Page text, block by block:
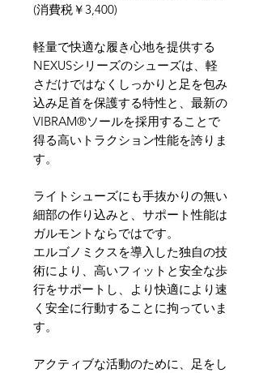
(消費税￥3,400)
軽量で快適な履き心地を提供する
NEXUSシリーズのシューズは、軽
さだけではなくしっかりと足を包み
込み足首を保護する特性と、最新の
VIBRAM®ソールを採用することで
得る高いトラクション性能を誇りま
す。
ライトシューズにも手抜かりの無い
細部の作り込みと、サポート性能は
ガルモントならではです。
エルゴノミクスを導入した独自の技
術により、高いフィットと安全な歩
行をサポートし、より快適により速
く安全に行動することに拘っていま
す。
アクティブな活動のために、足をし